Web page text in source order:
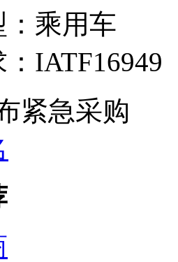
乘用车
IATF16949
紧急采购